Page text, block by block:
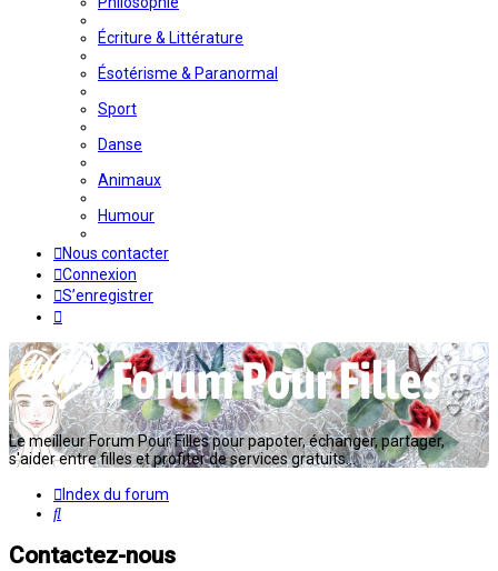
Écriture & Littérature
Ésotérisme & Paranormal
Sport
Danse
Animaux
Humour
Nous contacter
Connexion
S’enregistrer
Le meilleur Forum Pour Filles pour papoter, échanger, partager,
s'aider entre filles et profiter de services gratuits...
Index du forum
Rechercher
Contactez-nous